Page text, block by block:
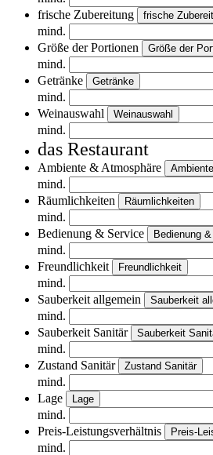
frische Zubereitung
frische
mind.
Größe der Portionen
Größe der
mind.
Getränke
Getränke
mind.
Weinauswahl
Weinauswahl
mind.
das Restaurant
Ambiente & Atmosphäre
mind.
Räumlichkeiten
Räumlichkeiten
mind.
Bedienung & Service
Bedienung
mind.
Freundlichkeit
Freundlichkeit
mind.
Sauberkeit allgemein
Sauberkeit
mind.
Sauberkeit Sanitär
Sauberkeit
mind.
Zustand Sanitär
Zustand Sanitär
mind.
Lage
Lage
mind.
Preis-Leistungsverhältnis
Preis-
mind.